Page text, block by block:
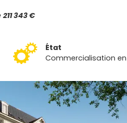
211 343 €
État
Commercialisation